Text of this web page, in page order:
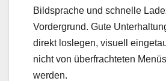
Bildsprache und schnelle
Vordergrund. Gute
direkt loslegen, visuell
nicht von überfrachteten
werden.